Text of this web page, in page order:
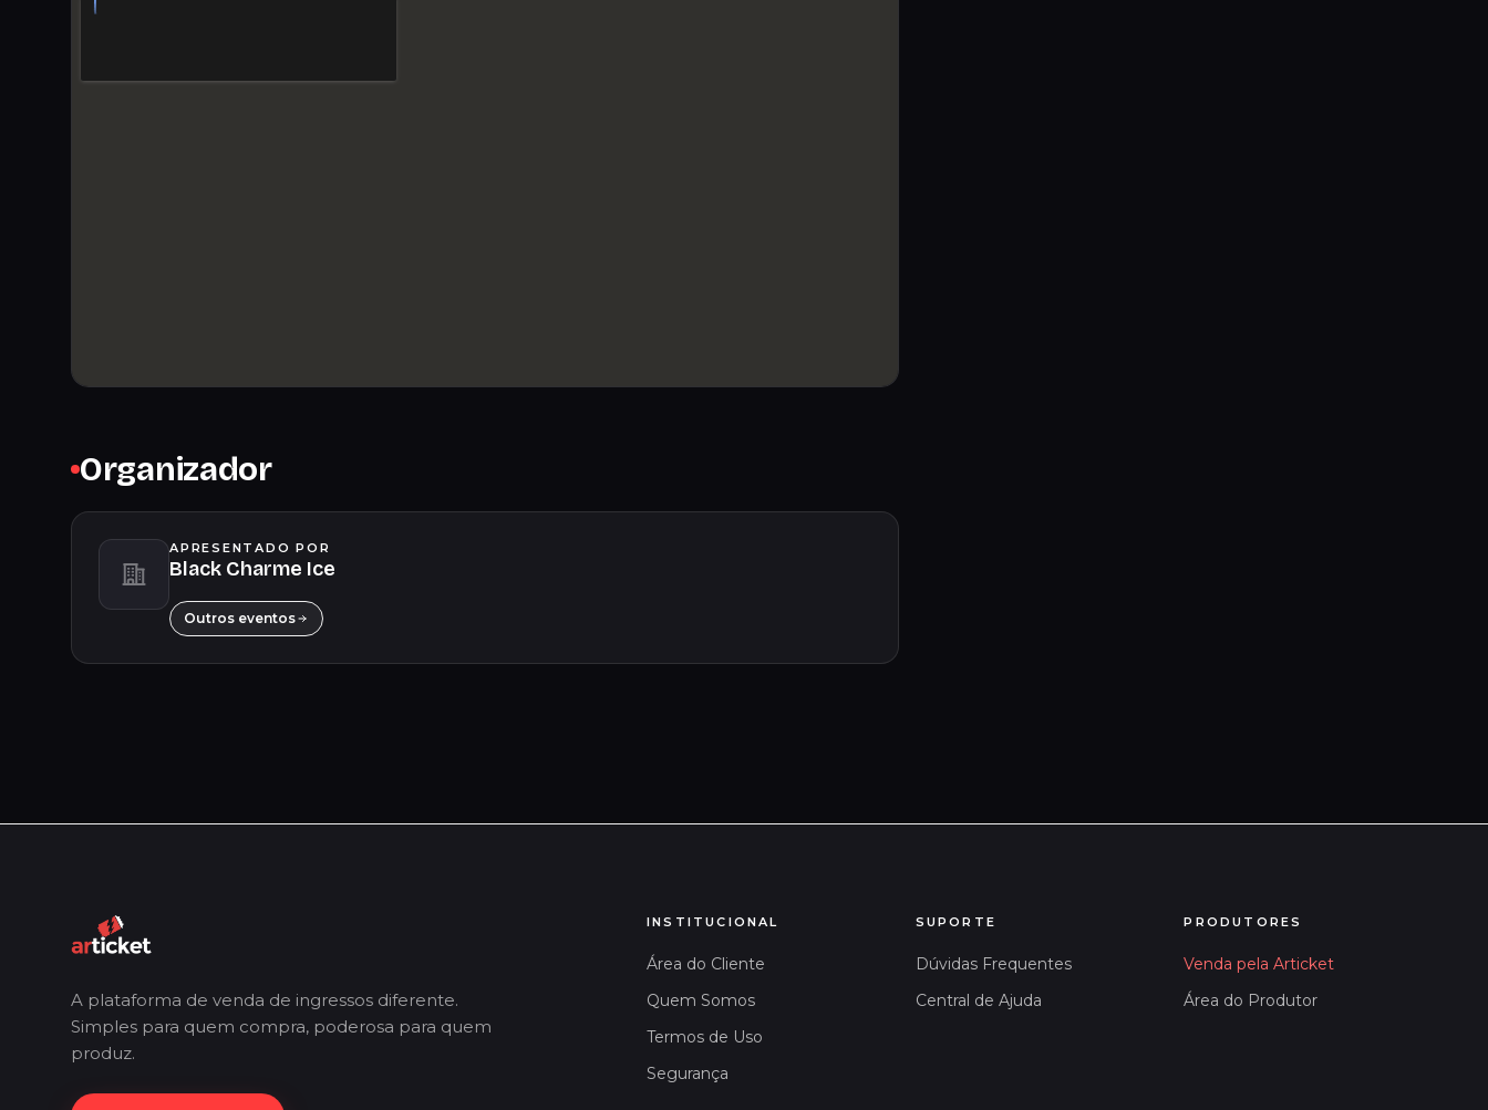
Organizador
APRESENTADO POR
Black Charme Ice
Outros eventos
A plataforma de venda de ingressos diferente.
Simples para quem compra, poderosa para quem
produz.
INSTITUCIONAL
Área do Cliente
Quem Somos
Termos de Uso
Segurança
SUPORTE
Dúvidas Frequentes
Central de Ajuda
PRODUTORES
Venda pela Articket
Área do Produtor